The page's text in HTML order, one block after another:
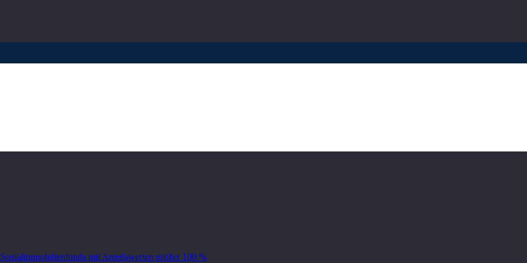
aufrecht
mit Anteilswerten größer 100 %